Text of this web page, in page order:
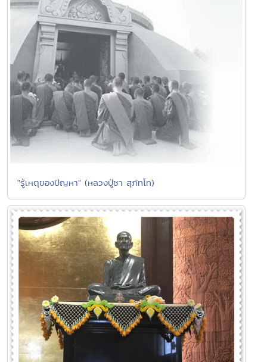
"รู้เหตุของปัญหา" (หลวงปู่ชา สุภัทโท)